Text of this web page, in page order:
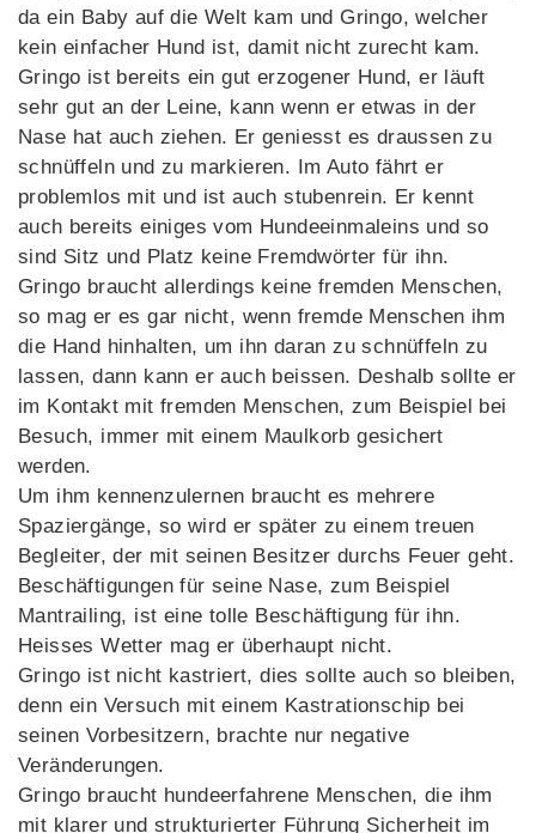
da ein Baby auf die Welt kam und Gringo, welcher
kein einfacher Hund ist, damit nicht zurecht kam.
Gringo ist bereits ein gut erzogener Hund, er läuft
sehr gut an der Leine, kann wenn er etwas in der
Nase hat auch ziehen. Er geniesst es draussen zu
schnüffeln und zu markieren. Im Auto fährt er
problemlos mit und ist auch stubenrein. Er kennt
auch bereits einiges vom Hundeeinmaleins und so
sind Sitz und Platz keine Fremdwörter für ihn.
Gringo braucht allerdings keine fremden Menschen,
so mag er es gar nicht, wenn fremde Menschen ihm
die Hand hinhalten, um ihn daran zu schnüffeln zu
lassen, dann kann er auch beissen. Deshalb sollte er
im Kontakt mit fremden Menschen, zum Beispiel bei
Besuch, immer mit einem Maulkorb gesichert
werden.
Um ihm kennenzulernen braucht es mehrere
Spaziergänge, so wird er später zu einem treuen
Begleiter, der mit seinen Besitzer durchs Feuer geht.
Beschäftigungen für seine Nase, zum Beispiel
Mantrailing, ist eine tolle Beschäftigung für ihn.
Heisses Wetter mag er überhaupt nicht.
Gringo ist nicht kastriert, dies sollte auch so bleiben,
denn ein Versuch mit einem Kastrationschip bei
seinen Vorbesitzern, brachte nur negative
Veränderungen.
Gringo braucht hundeerfahrene Menschen, die ihm
mit klarer und strukturierter Führung Sicherheit im